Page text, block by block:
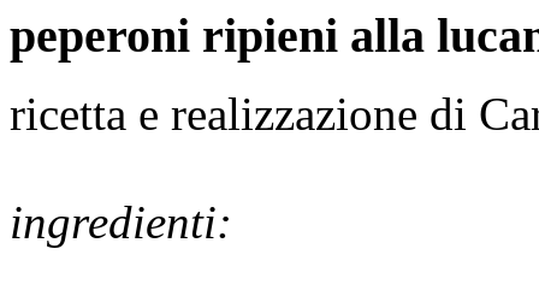
peperoni ripieni alla
ricetta e realizzazione di
ingredienti: